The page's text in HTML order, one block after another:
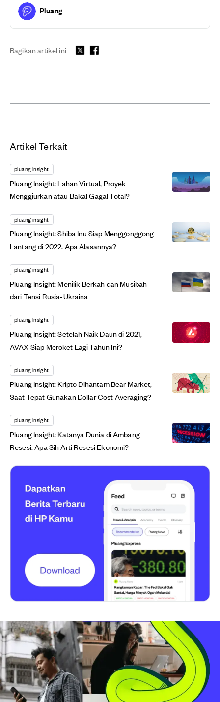
Pluang
Bagikan artikel ini
Artikel Terkait
pluang insight
Pluang Insight: Lahan Virtual, Proyek
Menggiurkan atau Bakal Gagal Total?
pluang insight
Pluang Insight: Shiba Inu Siap Menggonggong
Lantang di 2022. Apa Alasannya?
pluang insight
Pluang Insight: Menilik Berkah dan Musibah
dari Tensi Rusia-Ukraina
pluang insight
Pluang Insight: Setelah Naik Daun di 2021,
AVAX Siap Meroket Lagi Tahun Ini?
pluang insight
Pluang Insight: Kripto Dihantam Bear Market,
Saat Tepat Gunakan Dollar Cost Averaging?
pluang insight
Pluang Insight: Katanya Dunia di Ambang
Resesi. Apa Sih Arti Resesi Ekonomi?